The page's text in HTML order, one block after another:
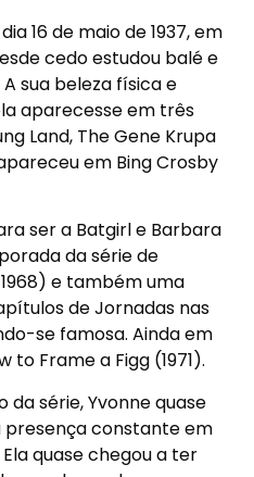
16 de maio de 1937, em
cedo estudou balé e
sua beleza física e
aparecesse em três
Land, The Gene Krupa
em Bing Crosby
ser a Batgirl e Barbara
da série de
e também uma
de Jornadas nas
se famosa. Ainda em
to Frame a Figg (1971).
série, Yvonne quase
presença constante em
quase chegou a ter